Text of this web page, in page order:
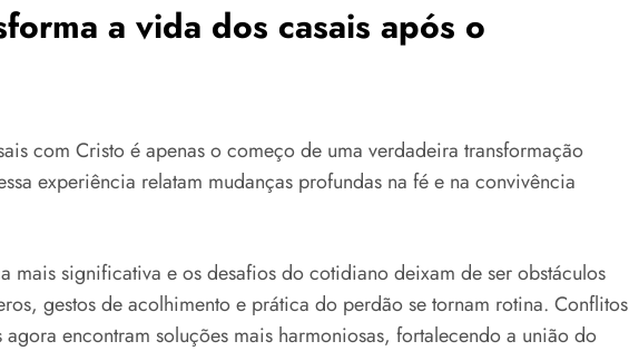
a vida dos casais após o
com Cristo é apenas o começo de uma verdadeira transformação
experiência relatam mudanças profundas na fé e na convivência
mais significativa e os desafios do cotidiano deixam de ser obstáculos
gestos de acolhimento e prática do perdão se tornam rotina. Conflitos
encontram soluções mais harmoniosas, fortalecendo a união do